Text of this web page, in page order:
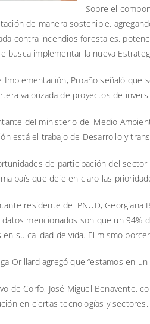
Sobre el
de manera sostenible,
contra incendios forestales,
busca implementar la nueva
Implementación, Proaño señaló que
valorizada de proyectos de
del ministerio del Medio
está el trabajo de Desarrollo y
de participación del
país que deje en claro las
residente del PNUD,
mencionados son que un
su calidad de vida. El mismo
Orillard agregó que “estamos en
de Corfo, José Miguel Benavente,
en ciertas tecnologías y sectores.